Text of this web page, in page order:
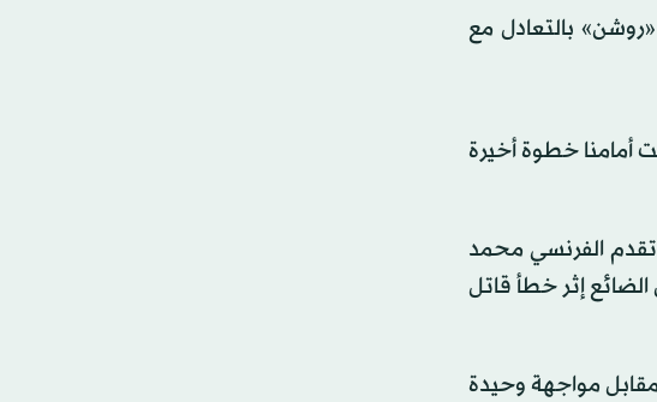
بالتعادل مع
أمامنا خطوة أخيرة
تقدم الفرنسي محمد
إثر خطأ قاتل
مقابل مواجهة وحيدة